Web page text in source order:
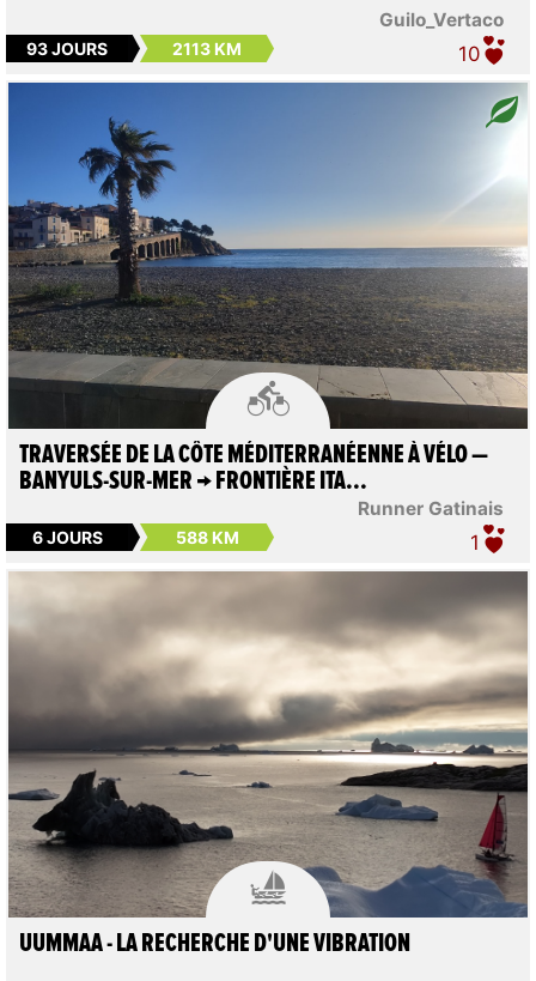
Guilo_Vertaco
93 JOURS 2113 KM 10

Runner Gatinais
TRAVERSÉE DE LA CÔTE MÉDITERRANÉENNE À VÉLO —
BANYULS-SUR-MER → FRONTIÈRE ITA...
6 JOURS 588 KM 1

UUMMAA - LA RECHERCHE D'UNE VIBRATION